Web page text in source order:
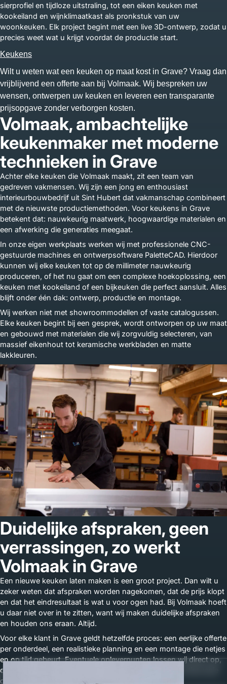
sierprofiel en tijdloze uitstraling, tot een eiken keuken met
kookeiland en wijnklimaatkast als pronkstuk van uw
woonkeuken. Elk project begint met een live 3D-ontwerp, zodat u
precies weet wat u krijgt voordat de productie start.
Keukens
Wilt u weten wat een keuken op maat kost in Grave? Vraag dan
vrijblijvend een offerte aan bij Volmaak. Wij bespreken uw
wensen, ontwerpen uw keuken en leveren een transparante
prijsopgave zonder verborgen kosten.
Volmaak, ambachtelijke
keukenmaker met moderne
technieken in Grave
Achter elke keuken die Volmaak maakt, zit een team van
gedreven vakmensen. Wij zijn een jong en enthousiast
interieurbouwbedrijf uit Sint Hubert dat vakmanschap combineert
met de nieuwste productiemethoden. Voor keukens in Grave
betekent dat: nauwkeurig maatwerk, hoogwaardige materialen en
een afwerking die generaties meegaat.
In onze eigen werkplaats werken wij met professionele CNC-
gestuurde machines en ontwerpsoftware PaletteCAD. Hierdoor
kunnen wij elke keuken tot op de millimeter nauwkeurig
produceren, of het nu gaat om een complexe hoekoplossing, een
keuken met kookeiland of een bijkeuken die perfect aansluit. Alles
blijft onder één dak: ontwerp, productie en montage.
Wij werken niet met showroommodellen of vaste catalogussen.
Elke keuken begint bij een gesprek, wordt ontworpen op uw maat
en gebouwd met materialen die wij zorgvuldig selecteren, van
massief eikenhout tot keramische werkbladen en matte
lakkleuren.
Duidelijke afspraken, geen
verrassingen, zo werkt
Volmaak in Grave
Een nieuwe keuken laten maken is een groot project. Dan wilt u
zeker weten dat afspraken worden nagekomen, dat de prijs klopt
en dat het eindresultaat is wat u voor ogen had. Bij Volmaak hoeft
u daar niet over in te zitten, want wij maken duidelijke afspraken
en houden ons eraan. Altijd.
Voor elke klant in Grave geldt hetzelfde proces: een eerlijke offerte
per onderdeel, een realistieke planning en een montage die netjes
en op tijd gebeurt. Eventuele opleverpunten lossen wij direct op,
dezelfde dag of de volgende. Geen wachttijden, geen discussie
over wat wel of niet was afgesproken.